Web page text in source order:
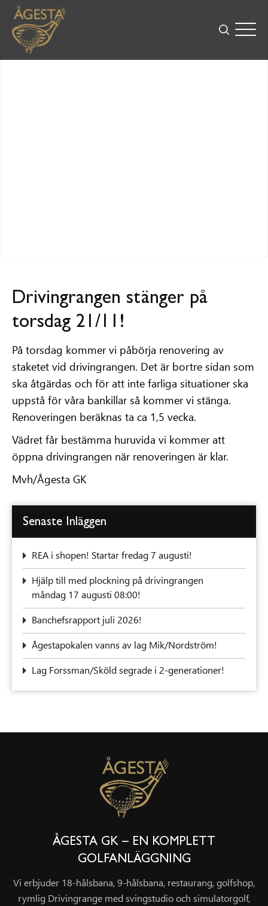
Drivingrangen stänger på
torsdag 21/11!
På torsdag kommer vi påbörja renovering av
staketet vid drivingrangen. Det är bortre sidan som
ska åtgärdas och för att inte farliga situationer ska
uppstå för våra bankillar så kommer vi stänga.
Renoveringen beräknas ta ca 1,5 vecka.
Vädret får bestämma huruvida vi kommer att
öppna drivingrangen när renoveringen är klar.
Mvh/Ågesta GK
Senaste Inläggen
REA i shopen! Startar fredag 7 augusti!
‍Hjälp till med plockning på drivingrangen
måndag 17 augusti 08:00!
Banchefsrapport juli 2026!
Ågestapokalen vanns av lag Mik/Nordström!
Lag Forssman/Sköld segrade i 2-generationer!
ÅGESTA GK – EN KOMPLETT
GOLFANLÄGGNING
Vi erbjuder 18-hålsbana, 9-hålsbana, restaurang, golfshop,
rymlig Drivingrange med svingstudio och simulatorgolf,